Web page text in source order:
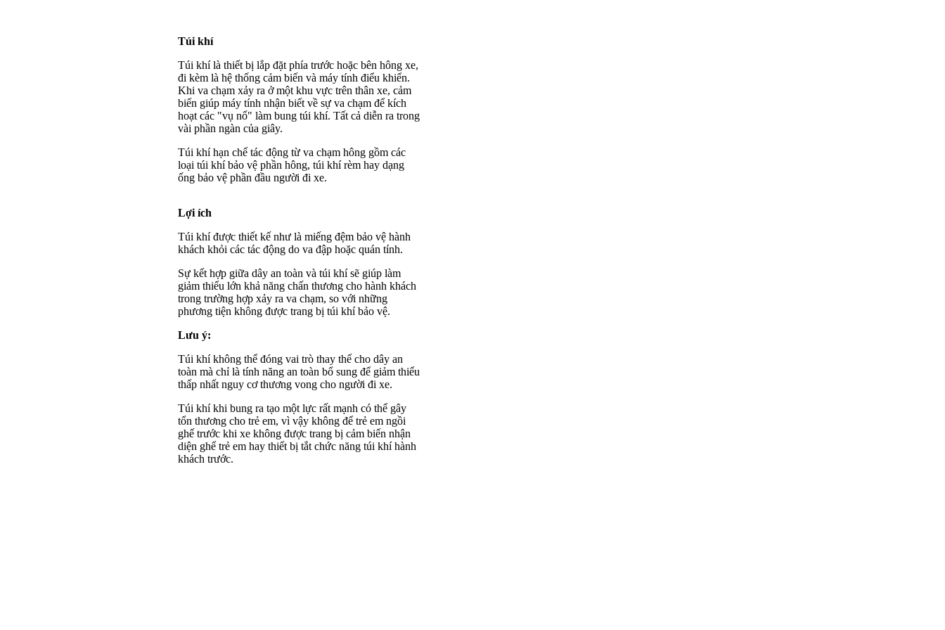
Túi khí
Túi khí là thiết bị lắp đặt phía trước hoặc bên hông xe,
đi kèm là hệ thống cảm biến và máy tính điểu khiển.
Khi va chạm xảy ra ở một khu vực trên thân xe, cảm
biến giúp máy tính nhận biết về sự va chạm để kích
hoạt các "vụ nổ" làm bung túi khí. Tất cả diễn ra trong
vài phần ngàn của giây.
Túi khí hạn chế tác động từ va chạm hông gồm các
loại túi khí bảo vệ phần hông, túi khí rèm hay dạng
ống bảo vệ phần đầu người đi xe.
Lợi ích
Túi khí được thiết kế như là miếng đệm bảo vệ hành
khách khỏi các tác động do va đập hoặc quán tính.
Sự kết hợp giữa dây an toàn và túi khí sẽ giúp làm
giảm thiểu lớn khả năng chấn thương cho hành khách
trong trường hợp xảy ra va chạm, so với những
phương tiện không được trang bị túi khí bảo vệ.
Lưu ý:
Túi khí không thể đóng vai trò thay thế cho dây an
toàn mà chỉ là tính năng an toàn bổ sung để giảm thiểu
thấp nhất nguy cơ thương vong cho người đi xe.
Túi khí khi bung ra tạo một lực rất mạnh có thể gây
tổn thương cho trẻ em, vì vậy không để trẻ em ngồi
ghế trước khi xe không được trang bị cảm biến nhận
diện ghế trẻ em hay thiết bị tắt chức năng túi khí hành
khách trước.